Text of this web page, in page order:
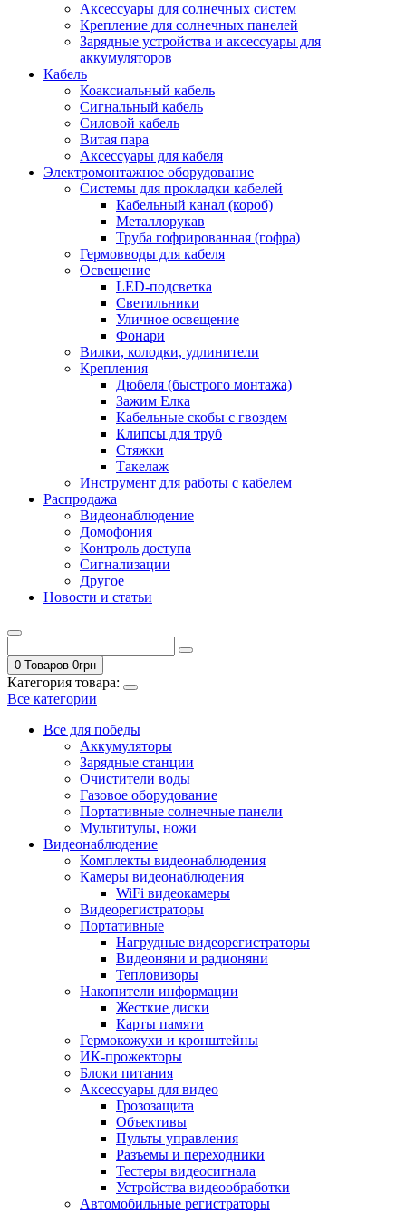
Аксессуары для солнечных систем
Крепление для солнечных панелей
Зарядные устройства и аксессуары для
аккумуляторов
Кабель
Коаксиальный кабель
Сигнальный кабель
Силовой кабель
Витая пара
Аксессуары для кабеля
Электромонтажное оборудование
Системы для прокладки кабелей
Кабельный канал (короб)
Металлорукав
Труба гофрированная (гофра)
Гермовводы для кабеля
Освещение
LED-подсветка
Светильники
Уличное освещение
Фонари
Вилки, колодки, удлинители
Крепления
Дюбеля (быстрого монтажа)
Зажим Елка
Кабельные скобы с гвоздем
Клипсы для труб
Стяжки
Такелаж
Инструмент для работы с кабелем
Распродажа
Видеонаблюдение
Домофония
Контроль доступа
Сигнализации
Другое
Новости и статьи
0 Товаров 0грн
Категория товара:
Все категории
Все для победы
Аккумуляторы
Зарядные станции
Очистители воды
Газовое оборудование
Портативные солнечные панели
Мультитулы, ножи
Видеонаблюдение
Комплекты видеонаблюдения
Камеры видеонаблюдения
WiFi видеокамеры
Видеорегистраторы
Портативные
Нагрудные видеорегистраторы
Видеоняни и радионяни
Тепловизоры
Накопители информации
Жесткие диски
Карты памяти
Гермокожухи и кронштейны
ИК-прожекторы
Блоки питания
Аксессуары для видео
Грозозащита
Объективы
Пульты управления
Разъемы и переходники
Тестеры видеосигнала
Устройства видеообработки
Автомобильные регистраторы